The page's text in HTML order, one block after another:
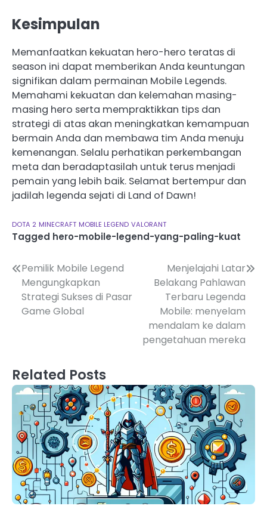
Kesimpulan
Memanfaatkan kekuatan hero-hero teratas di
season ini dapat memberikan Anda keuntungan
signifikan dalam permainan Mobile Legends.
Memahami kekuatan dan kelemahan masing-
masing hero serta mempraktikkan tips dan
strategi di atas akan meningkatkan kemampuan
bermain Anda dan membawa tim Anda menuju
kemenangan. Selalu perhatikan perkembangan
meta dan beradaptasilah untuk terus menjadi
pemain yang lebih baik. Selamat bertempur dan
jadilah legenda sejati di Land of Dawn!
DOTA 2 MINECRAFT MOBILE LEGEND VALORANT
Tagged hero-mobile-legend-yang-paling-kuat
Post
navigation
Pemilik Mobile Legend
Mengungkapkan
Strategi Sukses di Pasar
Game Global
Menjelajahi Latar
Belakang Pahlawan
Terbaru Legenda
Mobile: menyelam
mendalam ke dalam
pengetahuan mereka
Related Posts